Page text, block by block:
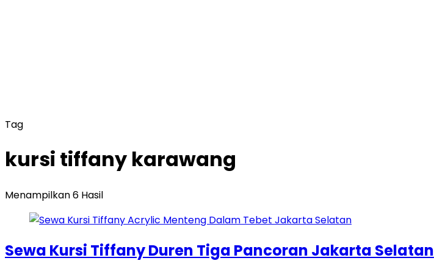
Tag
kursi tiffany karawang
Menampilkan 6 Hasil
Sewa Kursi Tiffany Duren Tiga Pancoran Jakarta Selatan